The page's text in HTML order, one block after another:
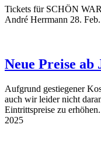
Tickets für SCHÖN
André Herrmann 28.
Neue Preise ab
Aufgrund gestiegener
auch wir leider nicht
Eintrittspreise zu
2025